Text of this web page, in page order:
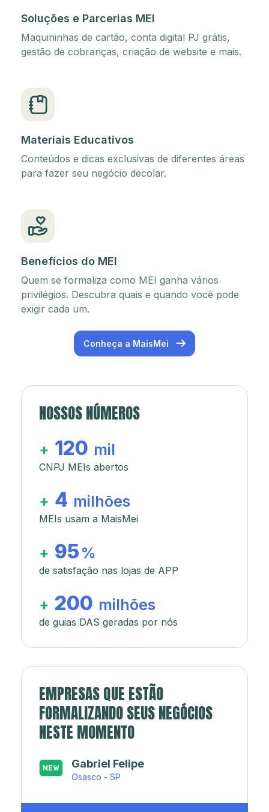
Soluções e Parcerias MEI
Maquininhas de cartão, conta digital PJ grátis,
gestão de cobranças, criação de website e mais.
Materiais Educativos
Conteúdos e dicas exclusivas de diferentes áreas
para fazer seu negócio decolar.
Benefícios do MEI
Quem se formaliza como MEI ganha vários
privilégios. Descubra quais e quando você pode
exigir cada um.
Conheça a MaisMei
NOSSOS NÚMEROS
+ 120 mil
CNPJ MEIs abertos
+ 4 milhões
MEIs usam a MaisMei
+ 95 %
de satisfação nas lojas de APP
+ 200 milhões
de guias DAS geradas por nós
EMPRESAS QUE ESTÃO
FORMALIZANDO SEUS NEGÓCIOS
NESTE MOMENTO
Japa’s açaí e sorveteria
Rio de Janeiro - RJ